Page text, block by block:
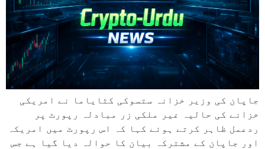
جاپان کی وزیر خزانہ ستسوکی کٹایاما نے امریکی
خزانے کی حالیہ غیر ملکی زر مبادلہ رپورٹ پر
ردعمل ظاہر کرتے ہوئے کہا کہ اس رپورٹ میں امریکہ
اور جاپان کے مشترکہ بیان کا حوالہ دیا گیا ہے جس